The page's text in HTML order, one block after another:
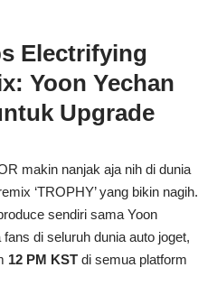
Electrifying
Yoon Yechan
Upgrade
makin nanjak aja nih di dunia
‘TROPHY’ yang bikin nagih.
sendiri sama Yoon
di seluruh dunia auto joget,
12 PM KST di semua platform